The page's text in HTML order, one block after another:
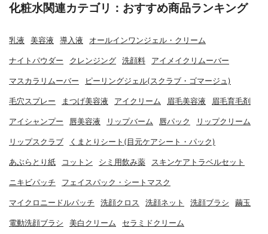
化粧水関連カテゴリ：おすすめ商品ランキング
乳液 美容液 導入液 オールインワンジェル・クリーム
ナイトパウダー クレンジング 洗顔料 アイメイクリムーバー
マスカラリムーバー ピーリングジェル(スクラブ・ゴマージュ)
毛穴スプレー まつげ美容液 アイクリーム 眉毛美容液 眉毛育毛剤
アイシャンプー 唇美容液 リップバーム 唇パック リップクリーム
リップスクラブ くまとりシート(目元ケアシート・パック)
あぶらとり紙 コットン シミ用飲み薬 スキンケアトラベルセット
ニキビパッチ フェイスパック・シートマスク
マイクロニードルパッチ 洗顔クロス 洗顔ネット 洗顔ブラシ 繭玉
電動洗顔ブラシ 美白クリーム セラミドクリーム